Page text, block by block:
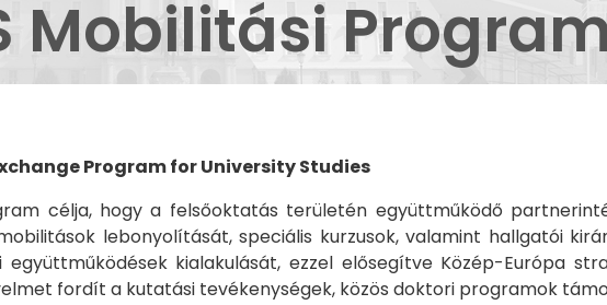
Mobilitási
Program for University Studies
célja, hogy a felsőoktatás területén együttműködő
lebonyolítását, speciális kurzusok, valamint hallgatói
együttműködések kialakulását, ezzel elősegítve Közép-Európa
fordít a kutatási tevékenységek, közös doktori programok